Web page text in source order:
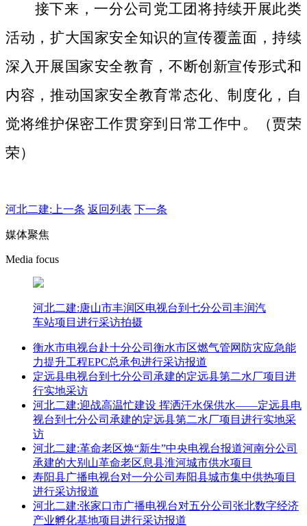
接下来，一分公司党工团将持续开展此类
活动，扩大国家安全知识的宣传覆盖面，持续
深入开展国家安全教育，不断创新宣传形式和
内容，推动国家安全教育常态化、制度化，自
觉将维护保密工作贯穿到日常工作中。（贾荣
荣）
河北二建: 上一条 返回列表 下一条
媒体聚焦
Media focus
河北二建:唐山市丰润区电视台到七分公司丰润汽
车站项目进行采访拍摄
衡水市电视台赴十分公司衡水市区燃气管网防灾应急能
力提升工程EPC总承包进行采访报道
定远县电视台到七分公司承建的定远县第二水厂项目进
行实地采访
河北二建:迎战高温忙建设 挥洒汗水保供水——定远县电
视台到七分公司承建的定远县第二水厂项目进行实地采
访
河北二建:革命老区焕“新生”中央电视台报道河南分公司
承建的大别山革命老区息县淮河城市供水项目
寿阳县广播电视台对一分公司寿阳县城市集中供热项目
进行采访报道
河北二建:张家口市广播电视台对五分公司张北数字经济
产业孵化基地项目进行采访报道